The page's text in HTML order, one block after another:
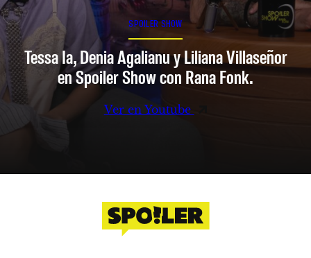
SPOILER SHOW
Tessa Ia, Denia Agalianu y Liliana Villaseñor
en Spoiler Show con Rana Fonk.
Ver en Youtube